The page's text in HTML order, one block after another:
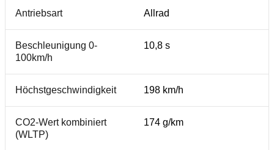
Antriebsart Allrad
Beschleunigung 0-
100km/h
10,8 s
Höchstgeschwindigkeit 198 km/h
CO2-Wert kombiniert
(WLTP)
174 g/km